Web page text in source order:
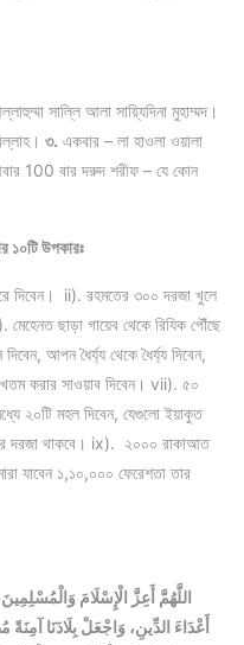
সাল্লি আলা সায়্যিদিনা মুহাম্মদ।
৩. একবার – লা হাওলা ওয়ালা
100 বার দরুদ শরীফ – যে কোন
১০টি উপকারঃ
দিবেন। ii). রহমতের ৩০০ দরজা খুলে
ছাড়া গায়েব থেকে রিযিক পৌঁছে
আপন ধৈর্য্য থেকে ধৈর্য্য দিবেন,
করার সাওয়াব দিবেন। vii). ৫০
২০টি মহল দিবেন, যেগুলো ইয়াকুত
দরজা থাকবে। ix). ২০০০ রাকাআত
যাবেন ১,১০,০০০ ফেরেশতা তার
اللَّهُمَّ أَعِزَّ الْإِسْلَامَ
أَعْدَاءَ الدِّينِ، وَاجْعَلْ بِلَادَنَا